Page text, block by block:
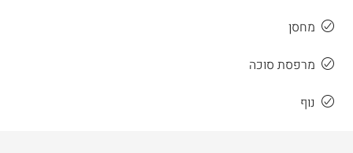
מחסן
מרפסת סוכה
נוף